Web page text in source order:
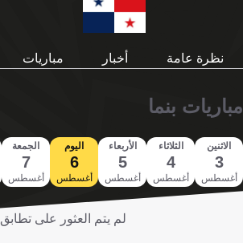
نظرة عامة أخبار مباريات
مباريات بنما
الاثنين
3
أغسطس
الثلاثاء
4
أغسطس
الأربعاء
5
أغسطس
اليوم
6
أغسطس
الجمعة
7
أغسطس
لم يتم العثور على تطابق